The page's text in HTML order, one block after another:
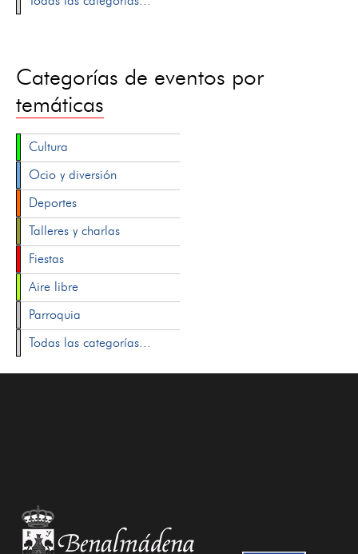
Categorías de eventos por
temáticas
Cultura
Ocio y diversión
Deportes
Talleres y charlas
Fiestas
Aire libre
Parroquia
Todas las categorías...